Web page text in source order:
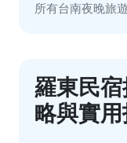
所有台南夜晚旅遊
羅東民
略與實